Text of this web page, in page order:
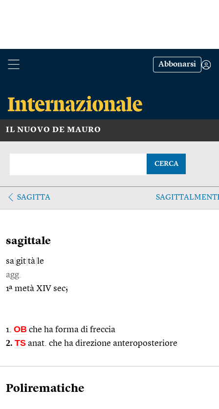
Abbonarsi
IL NUOVO DE MAURO
CERCA
SAGITTA
sagittale
sa git tà le
agg.
1ª metà XIV sec;
1. OB che ha forma di freccia
2. TS anat. che ha direzione anteroposteriore
Polirematiche